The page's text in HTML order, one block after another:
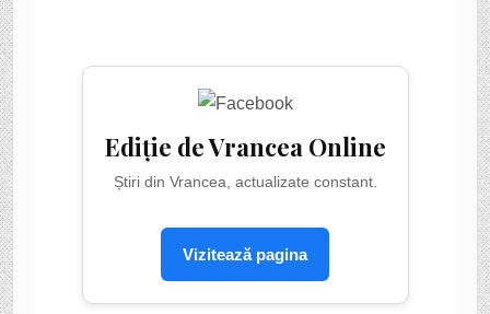
Ediție de Vrancea Online
Știri din Vrancea, actualizate constant.
Vizitează pagina